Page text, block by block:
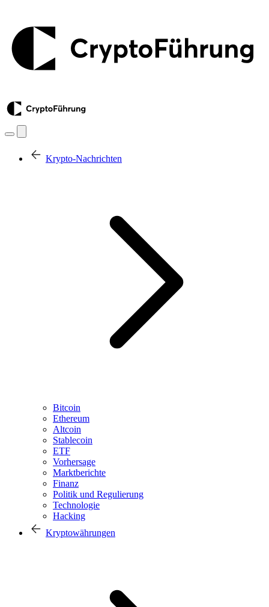
Krypto-Nachrichten
Bitcoin
Ethereum
Altcoin
Stablecoin
ETF
Vorhersage
Marktberichte
Finanz
Politik und Regulierung
Technologie
Hacking
Kryptowährungen